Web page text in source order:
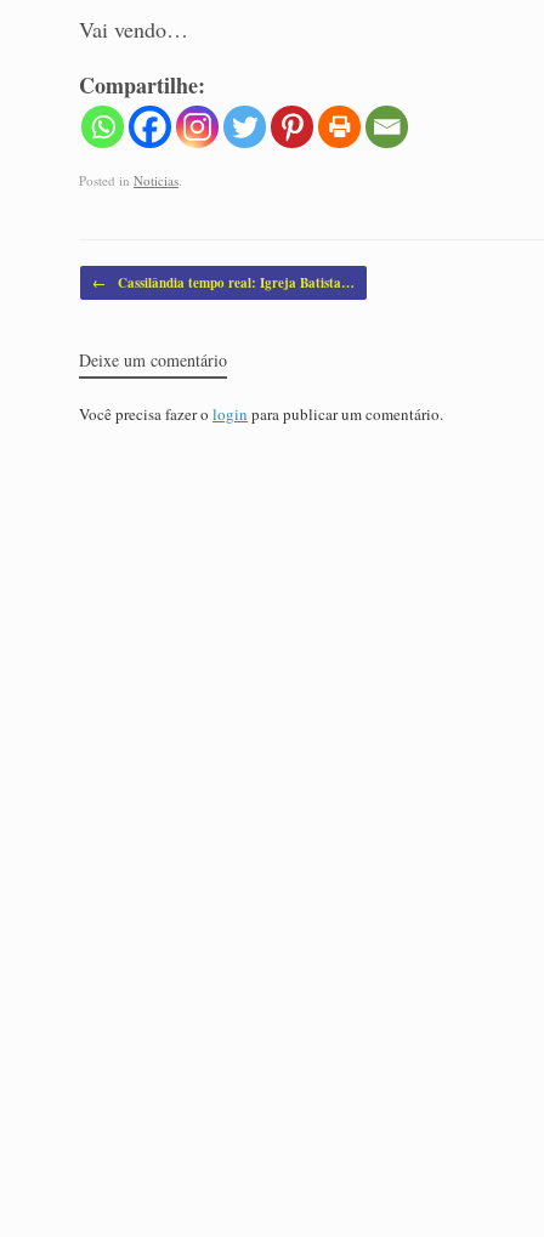
Vai vendo…
Compartilhe:
Posted in Noticias
Post navigation
← Cassilândia tempo real: Igreja Batista…
Deixe um comentário
Você precisa fazer o login para publicar um comentário.